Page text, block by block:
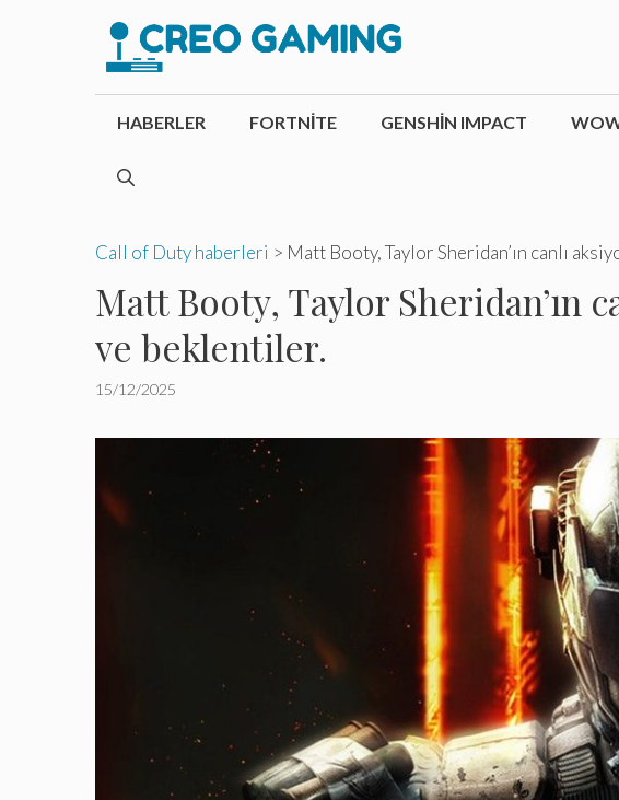
HABERLER FORTNITE GENSHIN IMPACT
Call of Duty haberleri > Matt Booty, Taylor Sheridan’ın canlı
Matt Booty, Taylor Sheridan’ın
ve beklentiler.
15/12/2025